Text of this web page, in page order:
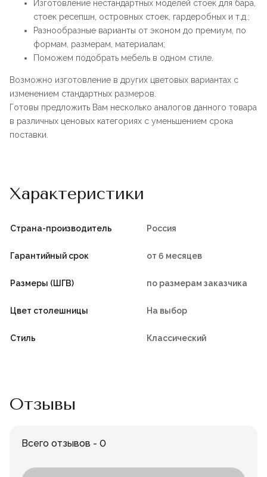
Изготовление нестандартных моделей стоек для бара,
стоек ресепшн, островных стоек, гардеробных и т.д.;
Разнообразные варианты от эконом до премиум, по
формам, размерам, материалам;
Поможем подобрать мебель в одном стиле.
Возможно изготовление в других цветовых вариантах с
изменением стандартных размеров.
Готовы предложить Вам несколько аналогов данного товара
в различных ценовых категориях с уменьшением срока
поставки.
Характеристики
Страна-производитель Россия
Гарантийный срок от 6 месяцев
Размеры (ШГВ) по размерам заказчика
Цвет столешницы На выбор
Стиль Классический
Отзывы
Всего отзывов - 0